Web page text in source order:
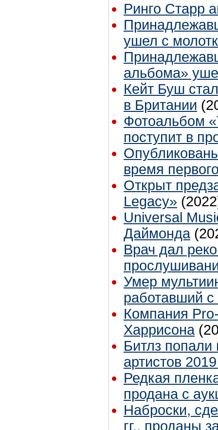
Ринго Старр
ушел с
альбома»
Кейт Буш
в Британии
Фотоальбом
поступит в
время
Открыт
Legacy»
Universal
Даймонда
Врач дал
Умер
работавший
Компания
Харрисона
Битлз
артистов
Редкая
продана с
Наброски,
гг., проданы